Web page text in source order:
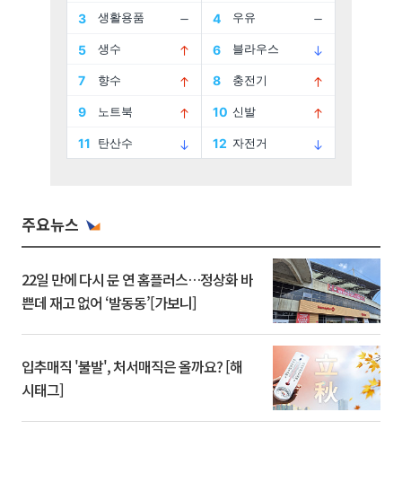
주요뉴스
22일 만에 다시 문 연 홈플러스…정상화 바
쁜데 재고 없어 ‘발동동’[가보니]
입추매직 '불발', 처서매직은 올까요? [해
시태그]